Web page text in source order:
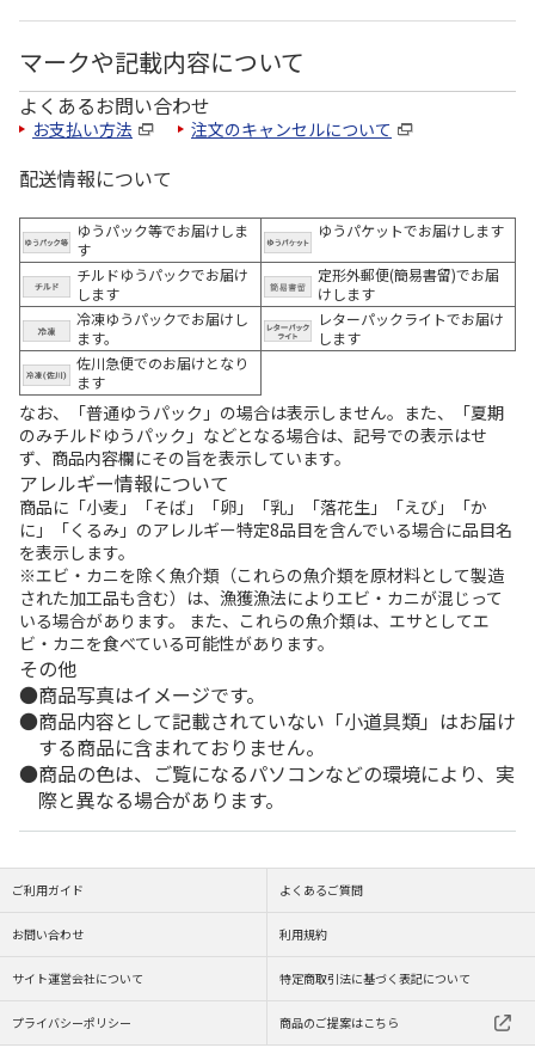
マークや記載内容について
よくあるお問い合わせ
お支払い方法 注文のキャンセルについて
配送情報について
ゆうパック等でお届けしま
す
ゆうパケットでお届けします
チルドゆうパックでお届け
します
定形外郵便(簡易書留)でお届
けします
冷凍ゆうパックでお届けし
ます。
レターパックライトでお届け
します
佐川急便でのお届けとなり
ます
なお、「普通ゆうパック」の場合は表示しません。また、「夏期
のみチルドゆうパック」などとなる場合は、記号での表示はせ
ず、商品内容欄にその旨を表示しています。
アレルギー情報について
商品に「小麦」「そば」「卵」「乳」「落花生」「えび」「か
に」「くるみ」のアレルギー特定8品目を含んでいる場合に品目名
を表示します。
※エビ・カニを除く魚介類（これらの魚介類を原材料として製造
された加工品も含む）は、漁獲漁法によりエビ・カニが混じって
いる場合があります。 また、これらの魚介類は、エサとしてエ
ビ・カニを食べている可能性があります。
その他
商品写真はイメージです。
商品内容として記載されていない「小道具類」はお届け
する商品に含まれておりません。
商品の色は、ご覧になるパソコンなどの環境により、実
際と異なる場合があります。
ご利用ガイド よくあるご質問
お問い合わせ 利用規約
サイト運営会社について 特定商取引法に基づく表記について
プライバシーポリシー 商品のご提案はこちら